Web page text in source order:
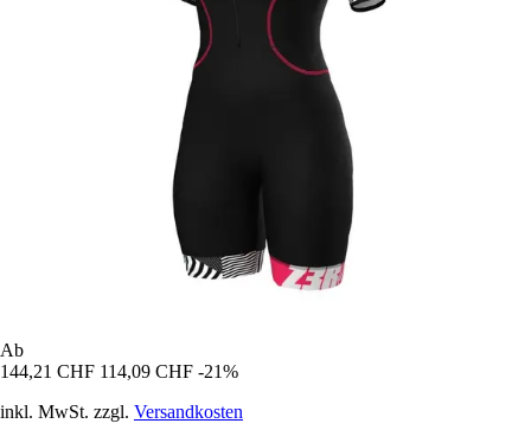
Ab
144,21 CHF 114,09 CHF -21%
inkl. MwSt. zzgl. Versandkosten